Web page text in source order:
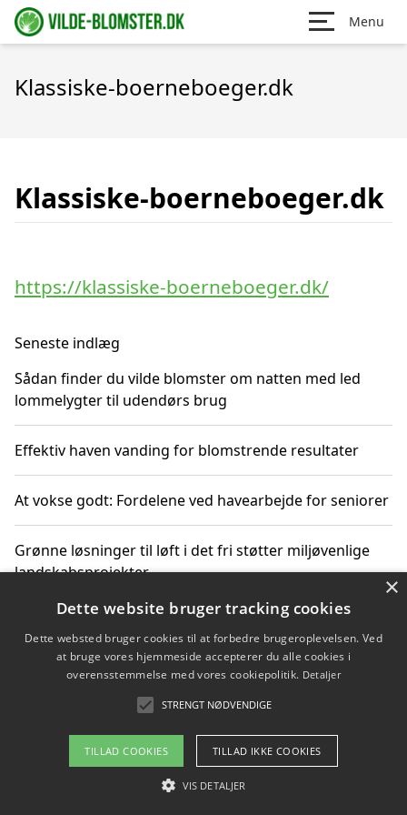
Menu
Klassiske-boerneboeger.dk
Klassiske-boerneboeger.dk
https://klassiske-boerneboeger.dk/
Seneste indlæg
Sådan finder du vilde blomster om natten med led
lommelygter til udendørs brug
Effektiv haven vanding for blomstrende resultater
At vokse godt: Fordelene ved havearbejde for seniorer
Grønne løsninger til løft i det fri støtter miljøvenlige
landskabsprojekter
Gør haven til et frirum for familien og naturen
Copyright 2026 - Pilanto Aps
Om / kontakt
Blog Betingelser
×
Dette website bruger tracking cookies
Dette websted bruger cookies til at forbedre brugeroplevelsen. Ved
at bruge vores hjemmeside accepterer du alle cookies i
overensstemmelse med vores cookiepolitik. Detaljer
STRENGT NØDVENDIGE
TILLAD COOKIES TILLAD IKKE COOKIES
VIS DETALJER